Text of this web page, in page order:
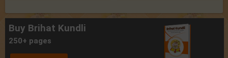
Buy Brihat Kundli
250+ pages